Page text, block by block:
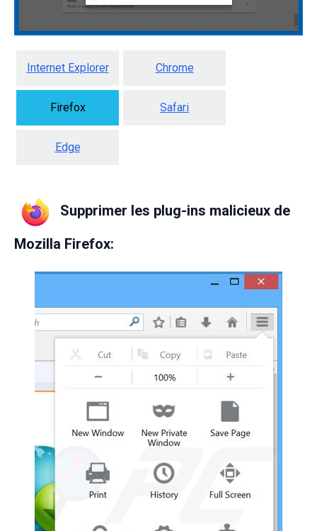
Internet Explorer Chrome
Firefox Safari
Edge
Supprimer les plug-ins malicieux de
Mozilla Firefox: